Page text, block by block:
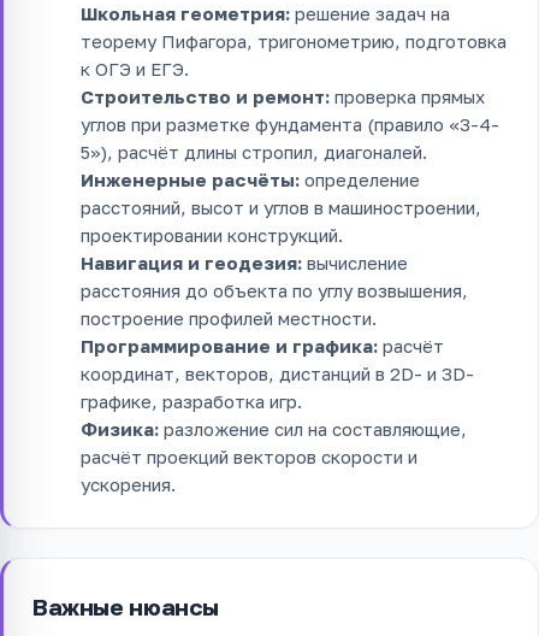
Школьная геометрия: решение задач на
теорему Пифагора, тригонометрию, подготовка
к ОГЭ и ЕГЭ.
Строительство и ремонт: проверка прямых
углов при разметке фундамента (правило «3-4-
5»), расчёт длины стропил, диагоналей.
Инженерные расчёты: определение
расстояний, высот и углов в машиностроении,
проектировании конструкций.
Навигация и геодезия: вычисление
расстояния до объекта по углу возвышения,
построение профилей местности.
Программирование и графика: расчёт
координат, векторов, дистанций в 2D- и 3D-
графике, разработка игр.
Физика: разложение сил на составляющие,
расчёт проекций векторов скорости и
ускорения.
Важные нюансы